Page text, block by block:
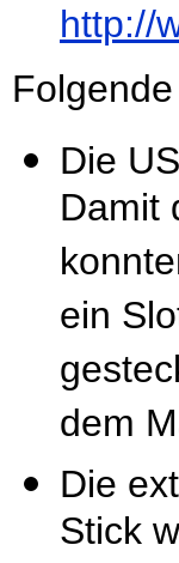
http://
Die
Damit
ein
dem
Die
Stick